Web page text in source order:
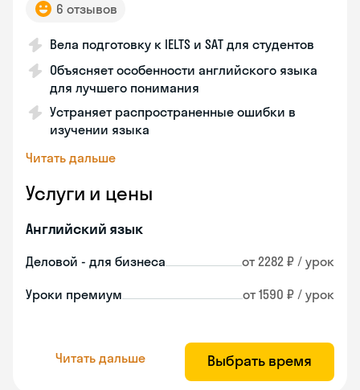
6 отзывов
Вела подготовку к IELTS и SAT для студентов
Объясняет особенности английского языка
для лучшего понимания
Устраняет распространенные ошибки в
изучении языка
Читать дальше
Услуги и цены
Английский язык
Деловой - для бизнеса от 2282 ₽ / урок
Уроки премиум от 1590 ₽ / урок
Читать дальше Выбрать время